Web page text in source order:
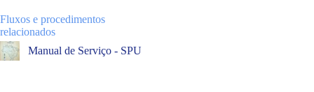
Fluxos e procedimentos
relacionados
Manual de Serviço - SPU